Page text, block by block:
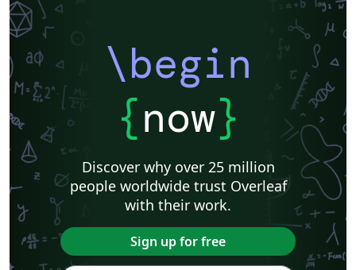
\begin
{now}
Discover why over 25 million
people worldwide trust Overleaf
with their work.
Sign up for free